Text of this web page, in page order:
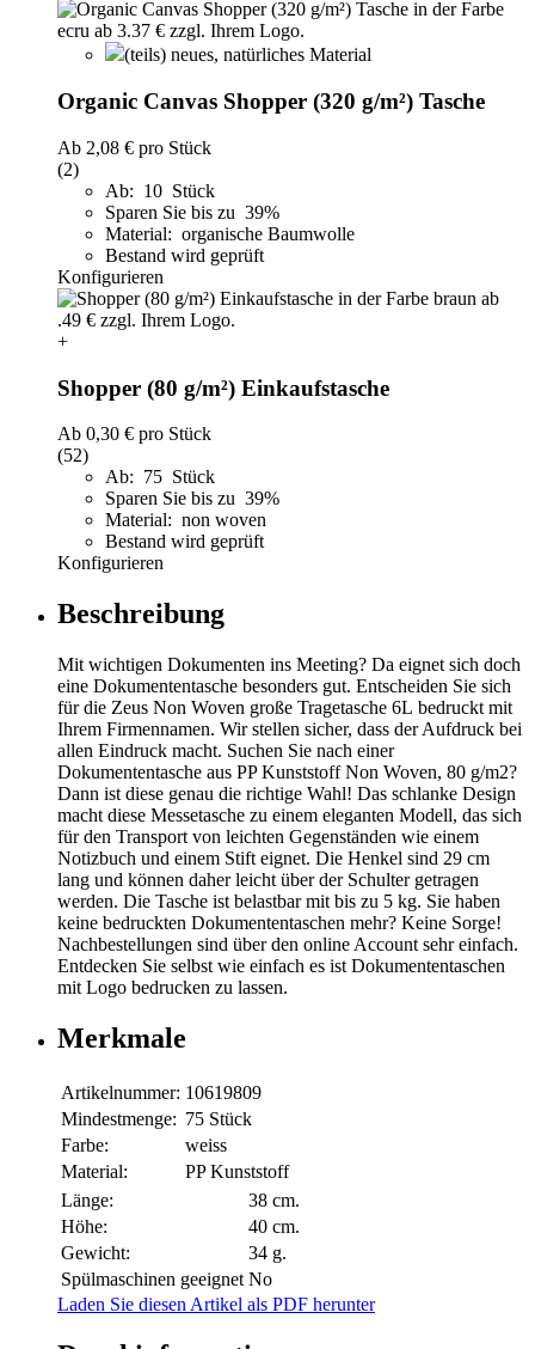
(teils) neues, natürliches Material
Organic Canvas Shopper (320 g/m²) Tasche
Ab 2,08 € pro Stück
(2)
Ab: 10 Stück
Sparen Sie bis zu 39%
Material: organische Baumwolle
Bestand wird geprüft
Konfigurieren
+
Shopper (80 g/m²) Einkaufstasche
Ab 0,30 € pro Stück
(52)
Ab: 75 Stück
Sparen Sie bis zu 39%
Material: non woven
Bestand wird geprüft
Konfigurieren
Beschreibung
Mit wichtigen Dokumenten ins Meeting? Da eignet sich doch
eine Dokumententasche besonders gut. Entscheiden Sie sich
für die Zeus Non Woven große Tragetasche 6L bedruckt mit
Ihrem Firmennamen. Wir stellen sicher, dass der Aufdruck bei
allen Eindruck macht. Suchen Sie nach einer
Dokumententasche aus PP Kunststoff Non Woven, 80 g/m2?
Dann ist diese genau die richtige Wahl! Das schlanke Design
macht diese Messetasche zu einem eleganten Modell, das sich
für den Transport von leichten Gegenständen wie einem
Notizbuch und einem Stift eignet. Die Henkel sind 29 cm
lang und können daher leicht über der Schulter getragen
werden. Die Tasche ist belastbar mit bis zu 5 kg. Sie haben
keine bedruckten Dokumententaschen mehr? Keine Sorge!
Nachbestellungen sind über den online Account sehr einfach.
Entdecken Sie selbst wie einfach es ist Dokumententaschen
mit Logo bedrucken zu lassen.
Merkmale
Artikelnummer: 10619809
Mindestmenge: 75 Stück
Farbe:
weiss
Material:
PP Kunststoff
Länge:
38 cm.
Höhe:
40 cm.
Gewicht:
34 g.
Spülmaschinen geeignet No
Laden Sie diesen Artikel als PDF herunter